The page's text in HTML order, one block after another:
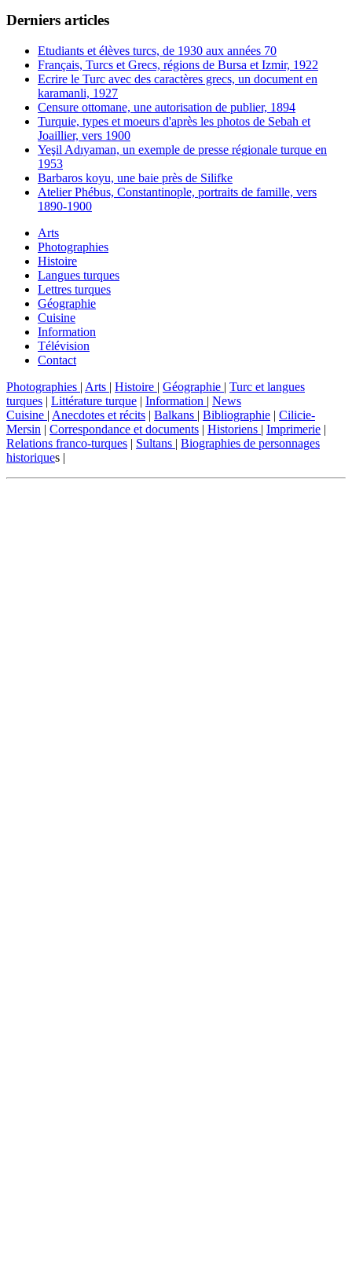
Derniers articles
Etudiants et élèves turcs, de 1930 aux années 70
Français, Turcs et Grecs, régions de Bursa et Izmir, 1922
Ecrire le Turc avec des caractères grecs, un document en
karamanli, 1927
Censure ottomane, une autorisation de publier, 1894
Turquie, types et moeurs d'après les photos de Sebah et
Joaillier, vers 1900
Yeşil Adıyaman, un exemple de presse régionale turque en
1953
Barbaros koyu, une baie près de Silifke
Atelier Phébus, Constantinople, portraits de famille, vers
1890-1900
Arts
Photographies
Histoire
Langues turques
Lettres turques
Géographie
Cuisine
Information
Télévision
Contact
Photographies | Arts | Histoire | Géographie | Turc et langues
turques | Littérature turque | Information | News
Cuisine | Anecdotes et récits | Balkans | Bibliographie | Cilicie-
Mersin | Correspondance et documents | Historiens | Imprimerie |
Relations franco-turques | Sultans | Biographies de personnages
historiques |